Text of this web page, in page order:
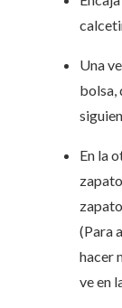
Una
bolsa,
En la
(Para
hacer
ve en